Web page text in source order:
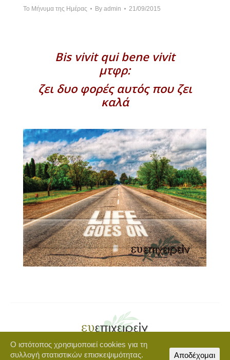
Το Μήνυμα της Ημέρας By admin 21/09/2015
Bis vivit qui bene vivit
μτφρ:
ζει δυο φορές αυτός που ζει
καλά
Copyright © 2021 euepixeirein.gr | Developed by BigWebTheory
Ο ιστότοπος χρησιμοποιεί cookies για τη
συλλογή στατιστικών επισκεψιμότητας.
Αποδέχομαι